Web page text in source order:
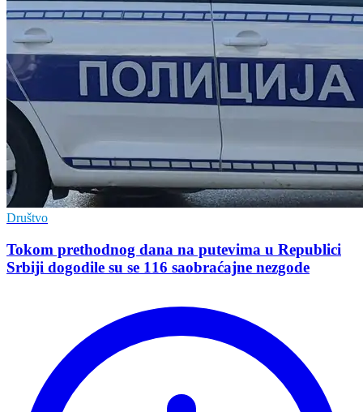
Društvo
Tokom prethodnog dana na putevima u Republici
Srbiji dogodile su se 116 saobraćajne nezgode